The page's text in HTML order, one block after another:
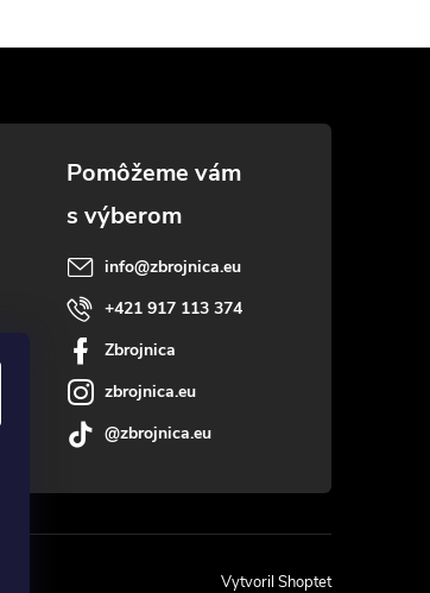
info@zbrojnica.eu
+421 917 113 374
Zbrojnica
zbrojnica.eu
@zbrojnica.eu
Vytvoril Shoptet